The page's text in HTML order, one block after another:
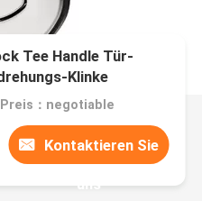
Tee Handle Tür-
Klinke
Preis：negotiable
Kontaktieren Sie
uns